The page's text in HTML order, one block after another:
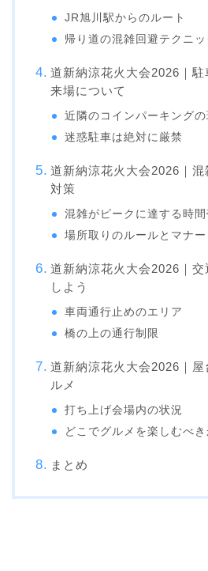
JR旭川駅からのルート
帰り道の混雑回避テクニッ
道新納涼花火大会2026｜
来場について
近隣のコインパーキングの
迷惑駐車は絶対に厳禁
道新納涼花火大会2026｜混
対策
混雑がピークに達する時間
場所取りのルールとマナー
道新納涼花火大会2026｜
しよう
車両通行止めのエリア
橋の上の通行制限
道新納涼花火大会2026｜
ルメ
打ち上げ会場内の状況
どこでグルメを楽しむべき
まとめ